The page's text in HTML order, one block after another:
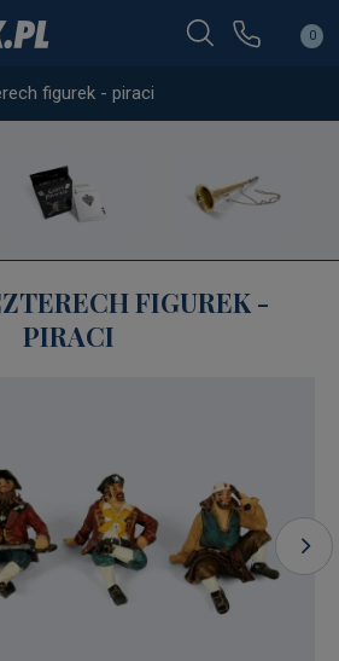
0
figurek - piraci
FIGUREK -
PIRACI